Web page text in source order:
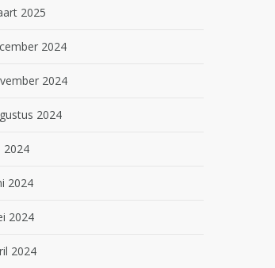
2025
2024
2024
2024
2024
2024
2024
2024